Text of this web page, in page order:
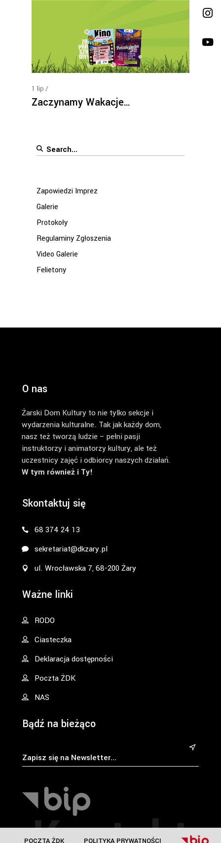
POLITYKA PRYWATNOŚCI
POCZTA ŻDK
1 lip
Zaczynamy Wakacje…
Search
Zapowiedzi Imprez
Galerie
Protokoły
Regulaminy Zgłoszenia
Video Galerie
Felietony
O nas
Żarski Dom Kultury to nie tylko sekcje i
wydarzenia kulturalne. Tak jak każdy dom,
nasz też tworzą ludzie – pełni pasji
instruktorzy i animatorzy kultury, ale też
uczestnicy zajęć i odbiorcy naszych działań.
W tym również i Ty!
Skontaktuj się
68 374 24 13
sekretariat@dkzary.pl
ul. Wrocławska 7, 68-200 Żary
Ważne linki
RODO
Ciasteczka
Deklaracja dostępności
Poczta ŻDK
NAS
Bądź na bieżąco
&